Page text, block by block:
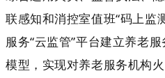
联感知和消控室值班“码上监
服务“云监管”平台建立养老
模型，实现对养老服务机构